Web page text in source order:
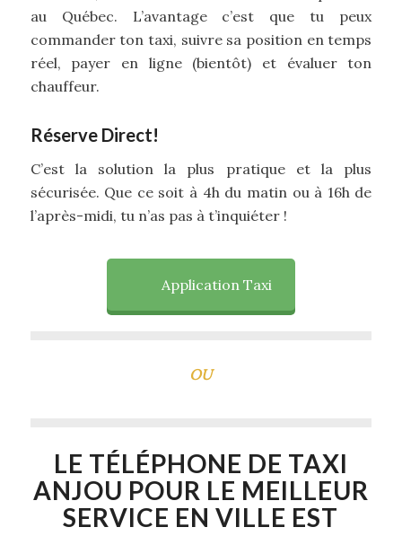
au Québec. L’avantage c’est que tu peux
commander ton taxi, suivre sa position en temps
réel, payer en ligne (bientôt) et évaluer ton
chauffeur.
Réserve Direct!
C’est la solution la plus pratique et la plus
sécurisée. Que ce soit à 4h du matin ou à 16h de
l’après-midi, tu n’as pas à t’inquiéter !
Application Taxi
OU
LE TÉLÉPHONE DE TAXI
ANJOU POUR LE MEILLEUR
SERVICE EN VILLE EST